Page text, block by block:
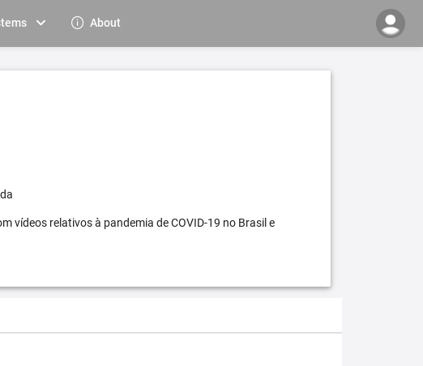
About
vídeos relativos à pandemia de COVID-19 no Brasil e